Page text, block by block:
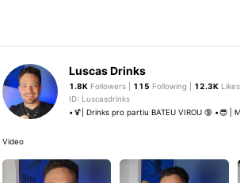
Luscas Drinks
1.8K Followers | 115 Following | 12.3K Likes
ID: Luscasdrinks
•🍹| Drinks pro partiu BATEU VIROU 🔞 •😎 |
Video